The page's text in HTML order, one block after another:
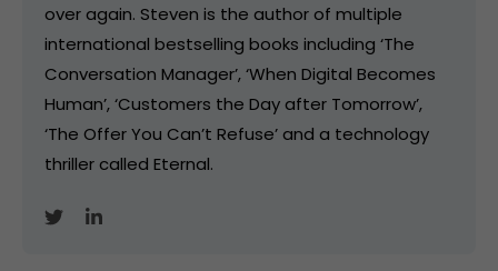
over again. Steven is the author of multiple
international bestselling books including ‘The
Conversation Manager’, ‘When Digital Becomes
Human’, ‘Customers the Day after Tomorrow’,
‘The Offer You Can’t Refuse’ and a technology
thriller called Eternal.